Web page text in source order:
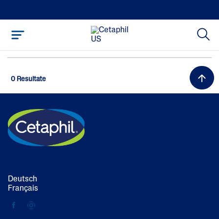
0 Resultate
Deutsch
Français